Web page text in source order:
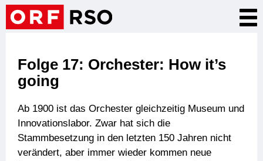
Skip
Folge 17: Orchester: How it’s
going
Ab 1900 ist das Orchester gleichzeitig Museum und
Innovationslabor. Zwar hat sich die
Stammbesetzung in den letzten 150 Jahren nicht
verändert, aber immer wieder kommen neue